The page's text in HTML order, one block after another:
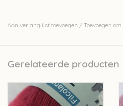
kleuren in de verschillende
Mohair combineert alle mooie
wol: warm, mooi en
Aan verlanglijst toevoegen / Toevoegen
Gerelateerde producten